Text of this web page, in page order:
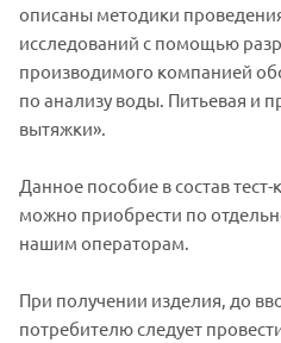
описаны методики
исследований с помощью
производимого компанией
по анализу воды. Питьевая и
вытяжки».
Данное пособие в состав
можно приобрести по
нашим операторам.
При получении изделия, до
потребителю следует